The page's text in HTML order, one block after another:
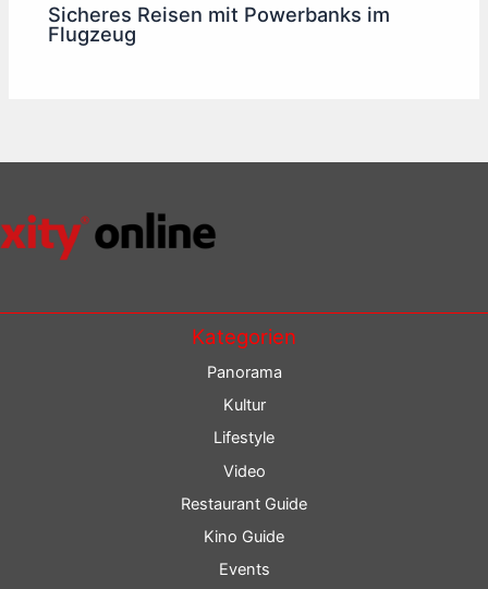
Sicheres Reisen mit Powerbanks im
Flugzeug
Kategorien
Panorama
Kultur
Lifestyle
Video
Restaurant Guide
Kino Guide
Events